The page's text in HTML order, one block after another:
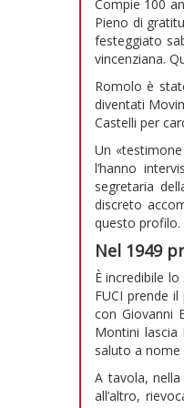
Compie 100
Pieno di
festeggiato
vincenziana.
Romolo è
diventati
Castelli per
Un
l’hanno
segretaria
discreto
questo profilo.
Nel 1949
È incredibile
FUCI prende
con Giovanni
Montini lascia
saluto a nome
A tavola,
all’altro,